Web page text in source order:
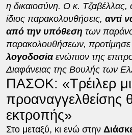
η δικαιοσύνη. Ο κ.
ίδιος παρακολουθήσεις, αντί
από την υπόθεσητων
παρακολουθήσεων,
λογοδοσίαενώπιον της
Διαφάνειας της Βουλής των
ΠΑΣΟΚ: «Τρέιλερ
προαναγγελθείσης
εκτροπής»
Στο μεταξύ, κι ενώ στην